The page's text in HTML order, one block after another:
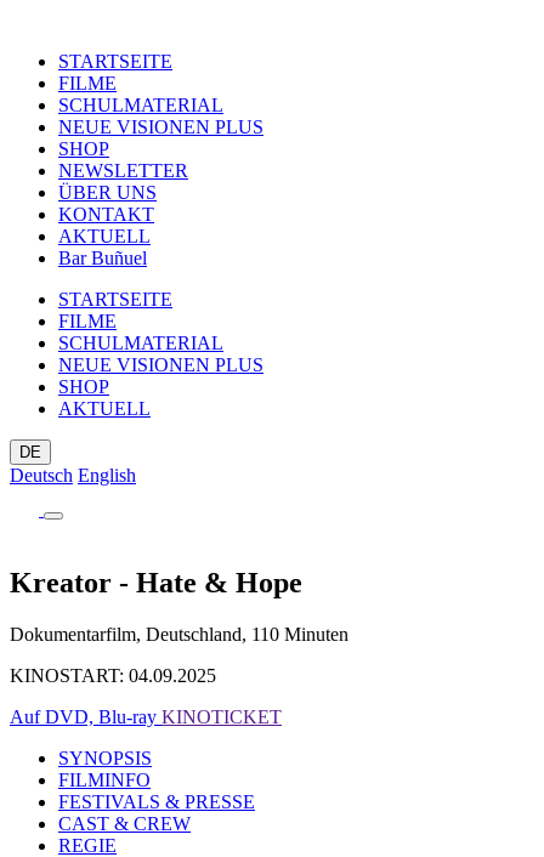
STARTSEITE
FILME
SCHULMATERIAL
NEUE VISIONEN PLUS
SHOP
NEWSLETTER
ÜBER UNS
KONTAKT
AKTUELL
Bar Buñuel
STARTSEITE
FILME
SCHULMATERIAL
NEUE VISIONEN PLUS
SHOP
AKTUELL
DE
Deutsch English
Kreator - Hate & Hope
Dokumentarfilm, Deutschland, 110 Minuten
KINOSTART: 04.09.2025
Auf DVD, Blu-ray KINOTICKET
SYNOPSIS
FILMINFO
FESTIVALS & PRESSE
CAST & CREW
REGIE